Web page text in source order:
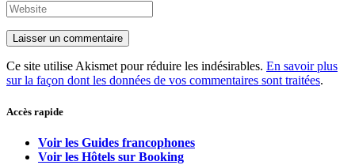
Ce site utilise Akismet pour réduire les indésirables. En savoir plus
sur la façon dont les données de vos commentaires sont traitées.
Accès rapide
Voir les Guides francophones
Voir les Hôtels sur Booking